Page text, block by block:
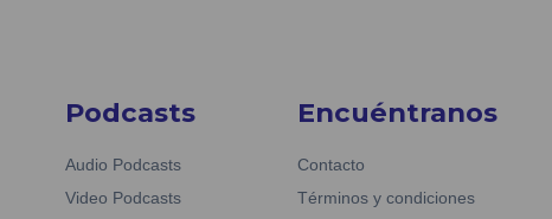
Podcasts
Audio Podcasts
Video Podcasts
Encuéntranos
Contacto
Términos y condiciones